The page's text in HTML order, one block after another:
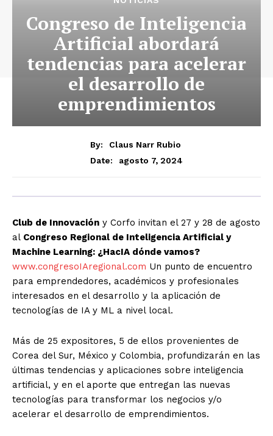
Congreso de Inteligencia
Artificial abordará
tendencias para acelerar
el desarrollo de
emprendimientos
By:
Claus Narr Rubio
Date:
agosto 7, 2024
Club de Innovación y Corfo invitan el 27 y 28 de agosto
al Congreso Regional de Inteligencia Artificial y
Machine Learning: ¿HacIA dónde vamos?
www.congresoIAregional.com Un punto de encuentro
para emprendedores, académicos y profesionales
interesados en el desarrollo y la aplicación de
tecnologías de IA y ML a nivel local.
Más de 25 expositores, 5 de ellos provenientes de
Corea del Sur, México y Colombia, profundizarán en las
últimas tendencias y aplicaciones sobre inteligencia
artificial, y en el aporte que entregan las nuevas
tecnologías para transformar los negocios y/o
acelerar el desarrollo de emprendimientos.